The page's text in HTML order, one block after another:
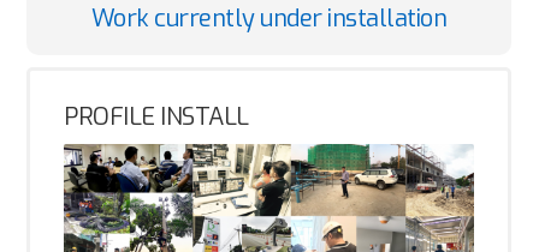
Work currently under installation
PROFILE INSTALL